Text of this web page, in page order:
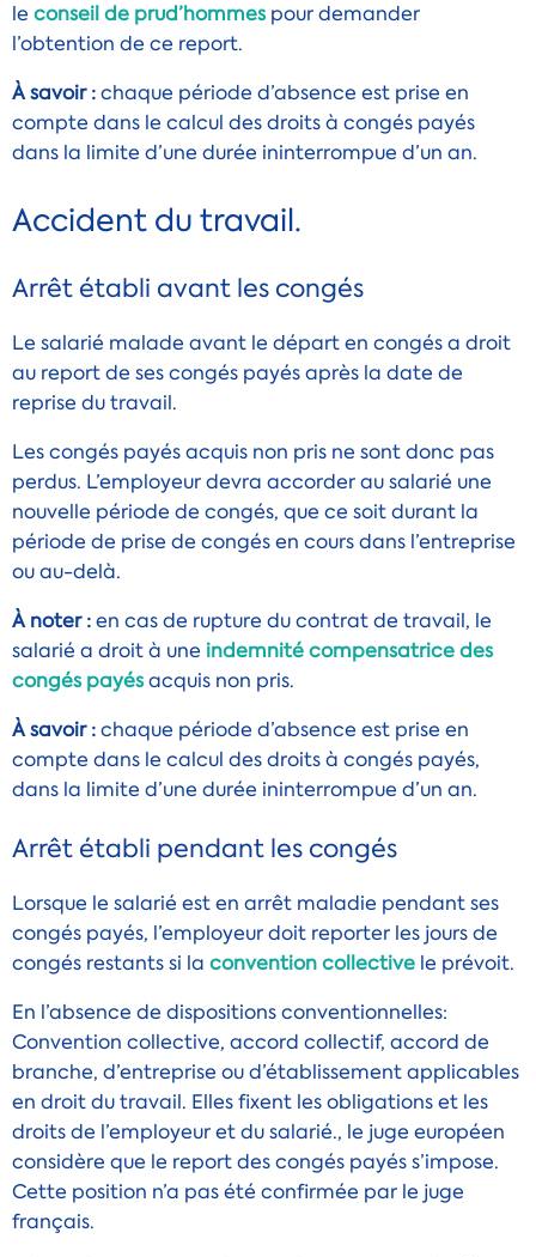
le conseil de prud’hommespour demander
l’obtention de ce report.
À savoir :chaque période d’absence est prise en
compte dans le calcul des droits à congés payés
dans la limite d’une durée ininterrompue d’un an.
Accident du travail.
Arrêt établi avant les congés
Le salarié malade avant le départ en congés a droit
au report de ses congés payés après la date de
reprise du travail.
Les congés payés acquis non pris ne sont donc pas
perdus. L’employeur devra accorder au salarié une
nouvelle période de congés, que ce soit durant la
période de prise de congés en cours dans l’entreprise
ou au-delà.
À noter :en cas de rupture du contrat de travail, le
salarié a droit à une indemnité compensatrice des
congés payésacquis non pris.
À savoir :chaque période d’absence est prise en
compte dans le calcul des droits à congés payés,
dans la limite d’une durée ininterrompue d’un an.
Arrêt établi pendant les congés
Lorsque le salarié est en arrêt maladie pendant ses
congés payés, l’employeur doit reporter les jours de
congés restants si la convention collective le prévoit.
En l’absence de dispositions conventionnelles:
Convention collective, accord collectif, accord de
branche, d’entreprise ou d’établissement applicables
en droit du travail. Elles fixent les obligations et les
droits de l’employeur et du salarié., le juge européen
considère que le report des congés payés s’impose.
Cette position n’a pas été confirmée par le juge
français.